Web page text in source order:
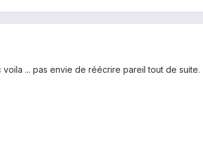
... pas envie de réécrire pareil tout de suite.